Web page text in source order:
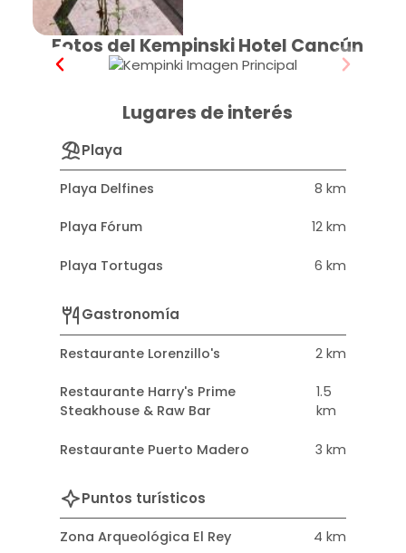
Fotos del Kempinski Hotel Cancún
Lugares de interés
Playa
Playa Delfines 8 km
Playa Fórum 12 km
Playa Tortugas 6 km
Gastronomía
Restaurante Lorenzillo's 2 km
Restaurante Harry's Prime
Steakhouse & Raw Bar
1.5
km
Restaurante Puerto Madero 3 km
Puntos turísticos
Zona Arqueológica El Rey 4 km